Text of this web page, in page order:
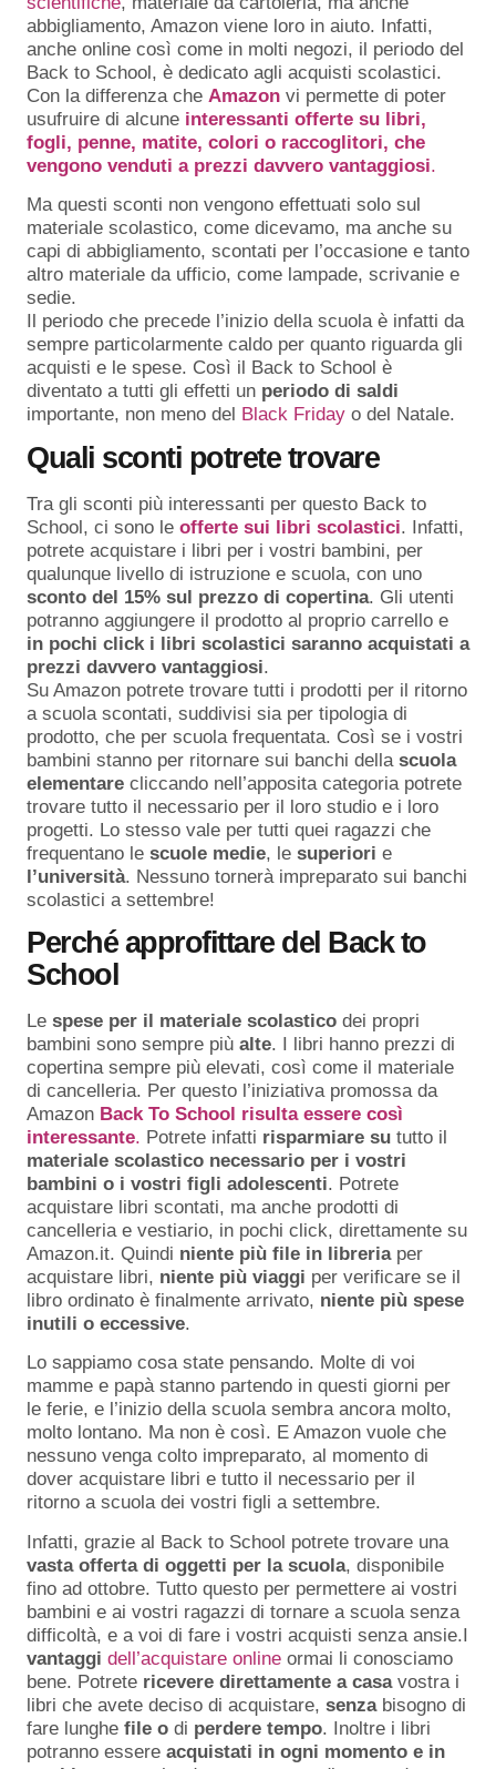
abbigliamento, Amazon viene loro in aiuto. Infatti,
anche online così come in molti negozi, il periodo del
Back to School, è dedicato agli acquisti scolastici.
Con la differenza che Amazon vi permette di poter
usufruire di alcune interessanti offerte su libri,
fogli, penne, matite, colori o raccoglitori, che
vengono venduti a prezzi davvero vantaggiosi.
Ma questi sconti non vengono effettuati solo sul
materiale scolastico, come dicevamo, ma anche su
capi di abbigliamento, scontati per l’occasione e tanto
altro materiale da ufficio, come lampade, scrivanie e
sedie.
Il periodo che precede l’inizio della scuola è infatti da
sempre particolarmente caldo per quanto riguarda gli
acquisti e le spese. Così il Back to School è
diventato a tutti gli effetti un periodo di saldi
importante, non meno del
Black Friday o del Natale.
Quali sconti potrete trovare
Tra gli sconti più interessanti per questo Back to
School, ci sono le offerte sui libri scolastici. Infatti,
potrete acquistare i libri per i vostri bambini, per
qualunque livello di istruzione e scuola, con uno
sconto del 15% sul prezzo di copertina. Gli utenti
potranno aggiungere il prodotto al proprio carrello e
in pochi click i libri scolastici saranno acquistati a
prezzi davvero vantaggiosi.
Su Amazon potrete trovare tutti i prodotti per il ritorno
a scuola scontati, suddivisi sia per tipologia di
prodotto, che per scuola frequentata. Così se i vostri
bambini stanno per ritornare sui banchi della scuola
elementare cliccando nell’apposita categoria potrete
trovare tutto il necessario per il loro studio e i loro
progetti. Lo stesso vale per tutti quei ragazzi che
frequentano le scuole medie, le superiori e
l’università. Nessuno tornerà impreparato sui banchi
scolastici a settembre!
Perché approfittare del Back to
School
Le spese per il materiale scolastico dei propri
bambini sono sempre più alte. I libri hanno prezzi di
copertina sempre più elevati, così come il materiale
di cancelleria. Per questo l’iniziativa promossa da
Amazon Back To School risulta essere così
interessante. Potrete infatti risparmiare su tutto il
materiale scolastico necessario per i vostri
bambini o i vostri figli adolescenti. Potrete
acquistare libri scontati, ma anche prodotti di
cancelleria e vestiario, in pochi click, direttamente su
Amazon.it. Quindi niente più file in libreria per
acquistare libri, niente più viaggi per verificare se il
libro ordinato è finalmente arrivato, niente più spese
inutili o eccessive.
Lo sappiamo cosa state pensando. Molte di voi
mamme e papà stanno partendo in questi giorni per
le ferie, e l’inizio della scuola sembra ancora molto,
molto lontano. Ma non è così. E Amazon vuole che
nessuno venga colto impreparato, al momento di
dover acquistare libri e tutto il necessario per il
ritorno a scuola dei vostri figli a settembre.
Infatti, grazie al Back to School potrete trovare una
vasta offerta di oggetti per la scuola, disponibile
fino ad ottobre. Tutto questo per permettere ai vostri
bambini e ai vostri ragazzi di tornare a scuola senza
difficoltà, e a voi di fare i vostri acquisti senza ansie.I
vantaggi dell’acquistare online ormai li conosciamo
bene. Potrete ricevere direttamente a casavostra i
libri che avete deciso di acquistare, senzabisogno di
fare lunghe file o di perdere tempo. Inoltre i libri
potranno essere acquistati in ogni momento e in